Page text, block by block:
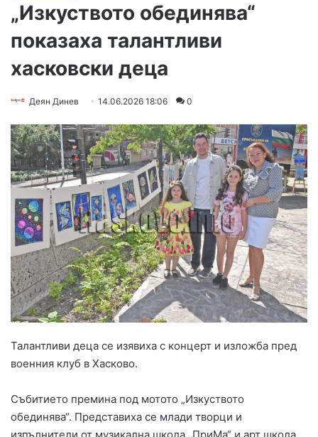
„Изкуството обединява“
показаха талантливи
хасковски деца
Деян Динев 14.06.2026 18:06 0
Талантливи деца се изявиха с концерт и изложба пред
военния клуб в Хасково.
Събитието премина под мотото „Изкуството
обединява“. Представиха се млади творци и